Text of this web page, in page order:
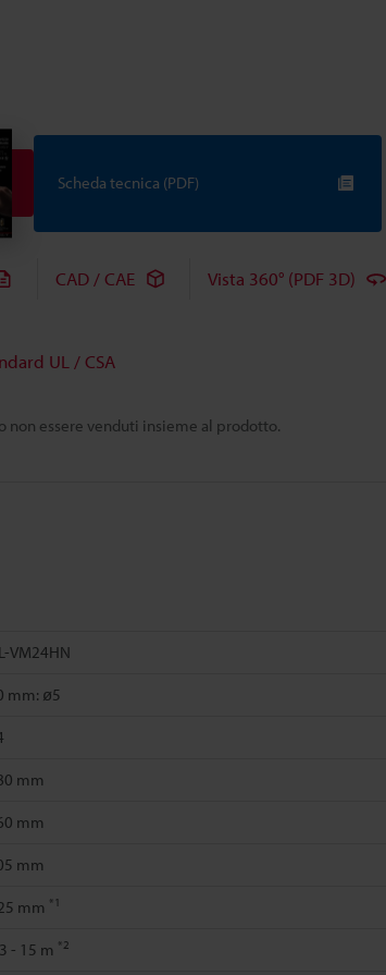
essere venduti insieme al prodotto.
Scheda tecnica (PDF)
CAD / CAE Vista 360° (PDF 3D)
UL / CSA
VM24HN
mm: ø5
mm
mm
mm
mm *1
- 15 m *2